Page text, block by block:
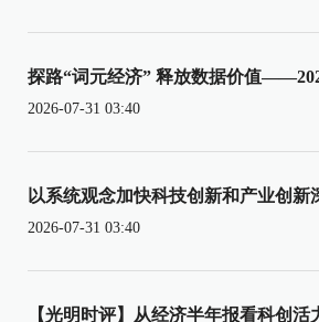
探路“词元经济” 释放数据价值
2026-07-31 03:40
以系统观念加快科技创新和产业创新
2026-07-31 03:40
【光明时评】从经济半年报看科创活